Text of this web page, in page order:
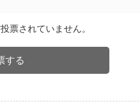
票されていません。
する